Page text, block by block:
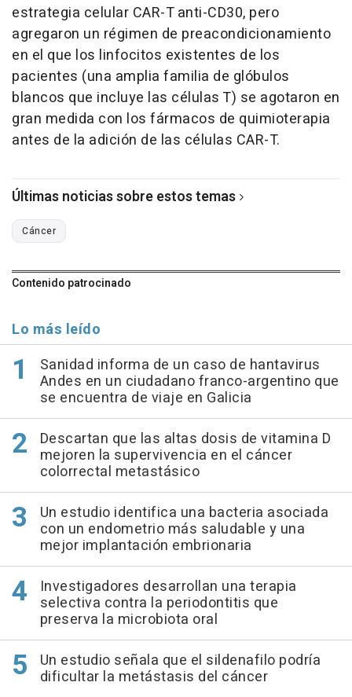
estrategia celular CAR-T anti-CD30, pero
agregaron un régimen de preacondicionamiento
en el que los linfocitos existentes de los
pacientes (una amplia familia de glóbulos
blancos que incluye las células T) se agotaron en
gran medida con los fármacos de quimioterapia
antes de la adición de las células CAR-T.
Últimas noticias sobre estos temas
Cáncer
Contenido patrocinado
Lo más leído
Sanidad informa de un caso de hantavirus
Andes en un ciudadano franco-argentino que
se encuentra de viaje en Galicia
Descartan que las altas dosis de vitamina D
mejoren la supervivencia en el cáncer
colorrectal metastásico
Un estudio identifica una bacteria asociada
con un endometrio más saludable y una
mejor implantación embrionaria
Investigadores desarrollan una terapia
selectiva contra la periodontitis que
preserva la microbiota oral
Un estudio señala que el sildenafilo podría
dificultar la metástasis del cáncer